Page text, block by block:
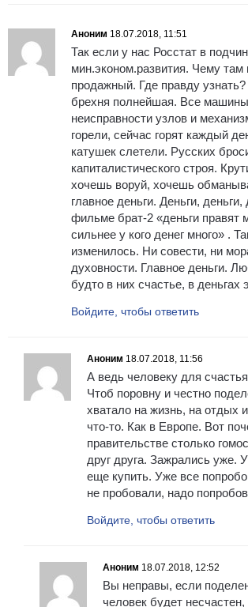
Аноним 18.07.2018, 11:51
Так если у нас Росстат в
мин.эконом.развития. Чему
продажный. Где правду узнать?
брехня полнейшая. Все машины
неисправности узлов и
горели, сейчас горят каждый
катушек слетели. Русских
капиталистического строя.
хочешь воруй, хочешь
главное деньги. Деньги, деньги,
фильме брат-2 «деньги правят
сильнее у кого денег много» .
изменилось. Ни совести, ни
духовности. Главное деньги.
будто в них счастье, в деньгах
Войдите, чтобы ответить
Аноним 18.07.2018, 11:56
А ведь человеку для
Чтоб поровну и честно
хватало на жизнь, на отдых
что-то. Как в Европе. Вот
правительстве столько
друг друга. Зажрались уже.
еще купить. Уже все
не пробовали, надо
Войдите, чтобы ответить
Аноним 18.07.2018, 12:52
Вы неправы, если
человек будет